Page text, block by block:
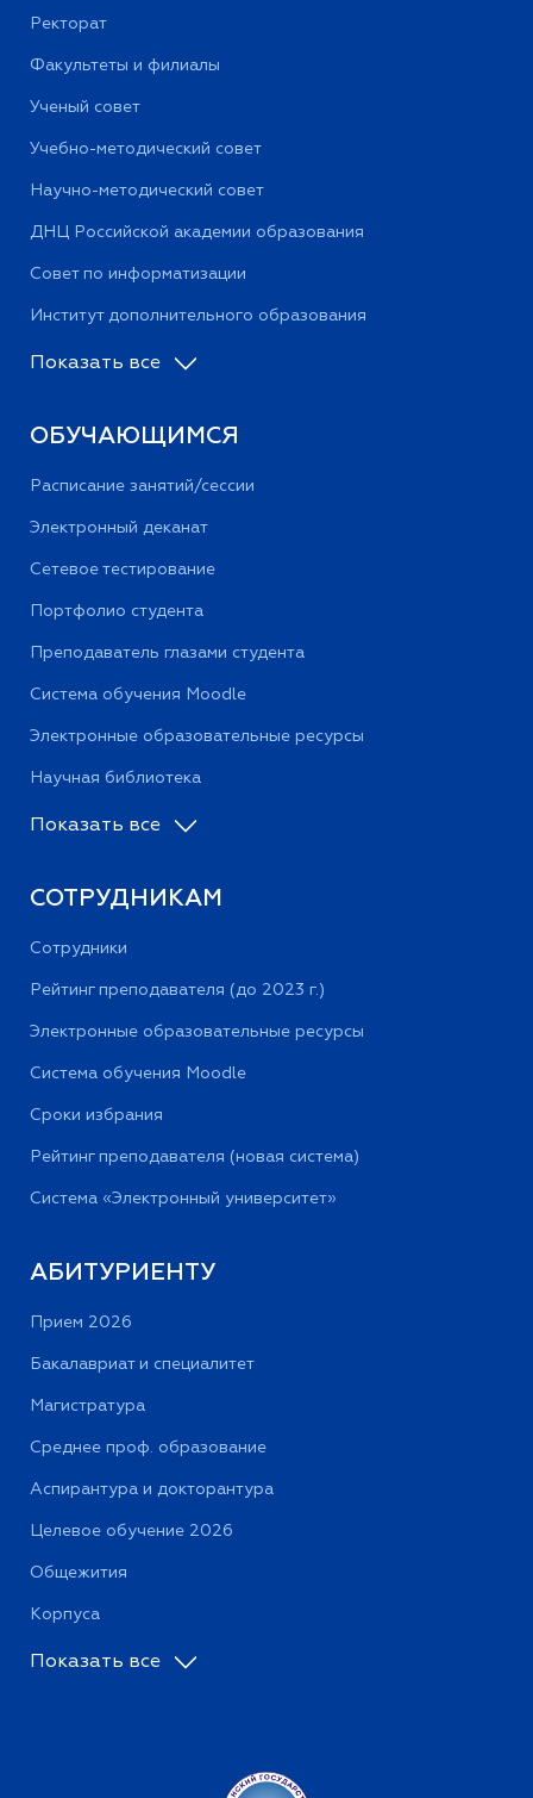
Ректорат
Факультеты и филиалы
Ученый совет
Учебно-методический совет
Научно-методический совет
ДНЦ Российской академии образования
Совет по информатизации
Институт дополнительного образования
Показать все
ОБУЧАЮЩИМСЯ
Расписание занятий/сессии
Электронный деканат
Сетевое тестирование
Портфолио студента
Преподаватель глазами студента
Система обучения Moodle
Электронные образовательные ресурсы
Научная библиотека
Показать все
СОТРУДНИКАМ
Сотрудники
Рейтинг преподавателя (до 2023 г.)
Электронные образовательные ресурсы
Система обучения Moodle
Сроки избрания
Рейтинг преподавателя (новая система)
Система «Электронный университет»
АБИТУРИЕНТУ
Прием 2026
Бакалавриат и специалитет
Магистратура
Среднее проф. образование
Аспирантура и докторантура
Целевое обучение 2026
Общежития
Корпуса
Показать все